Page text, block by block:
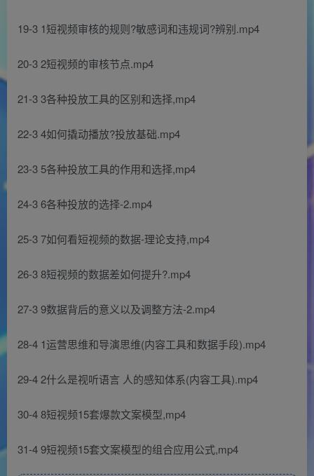
19-3 1短视频审核的规则?敏感词和违规词?辨别.mp4
20-3 2短视频的审核节点.mp4
21-3 3各种投放工具的区别和选择,mp4
22-3 4如何撬动播放?投放基础.mp4
23-3 5各种投放工具的作用和选择,mp4
24-3 6各种投放的选择-2.mp4
25-3 7如何看短视频的数据-理论支持,mp4
26-3 8短视频的数据差如何提升?.mp4
27-3 9数据背后的意义以及调整方法-2.mp4
28-4 1运营思维和导演思维(内容工具和数据手段).mp4
29-4 2什么是视听语言 人的感知体系(内容工具).mp4
30-4 8短视频15套爆款文案模型,mp4
31-4 9短视频15套文案模型的组合应用公式,mp4